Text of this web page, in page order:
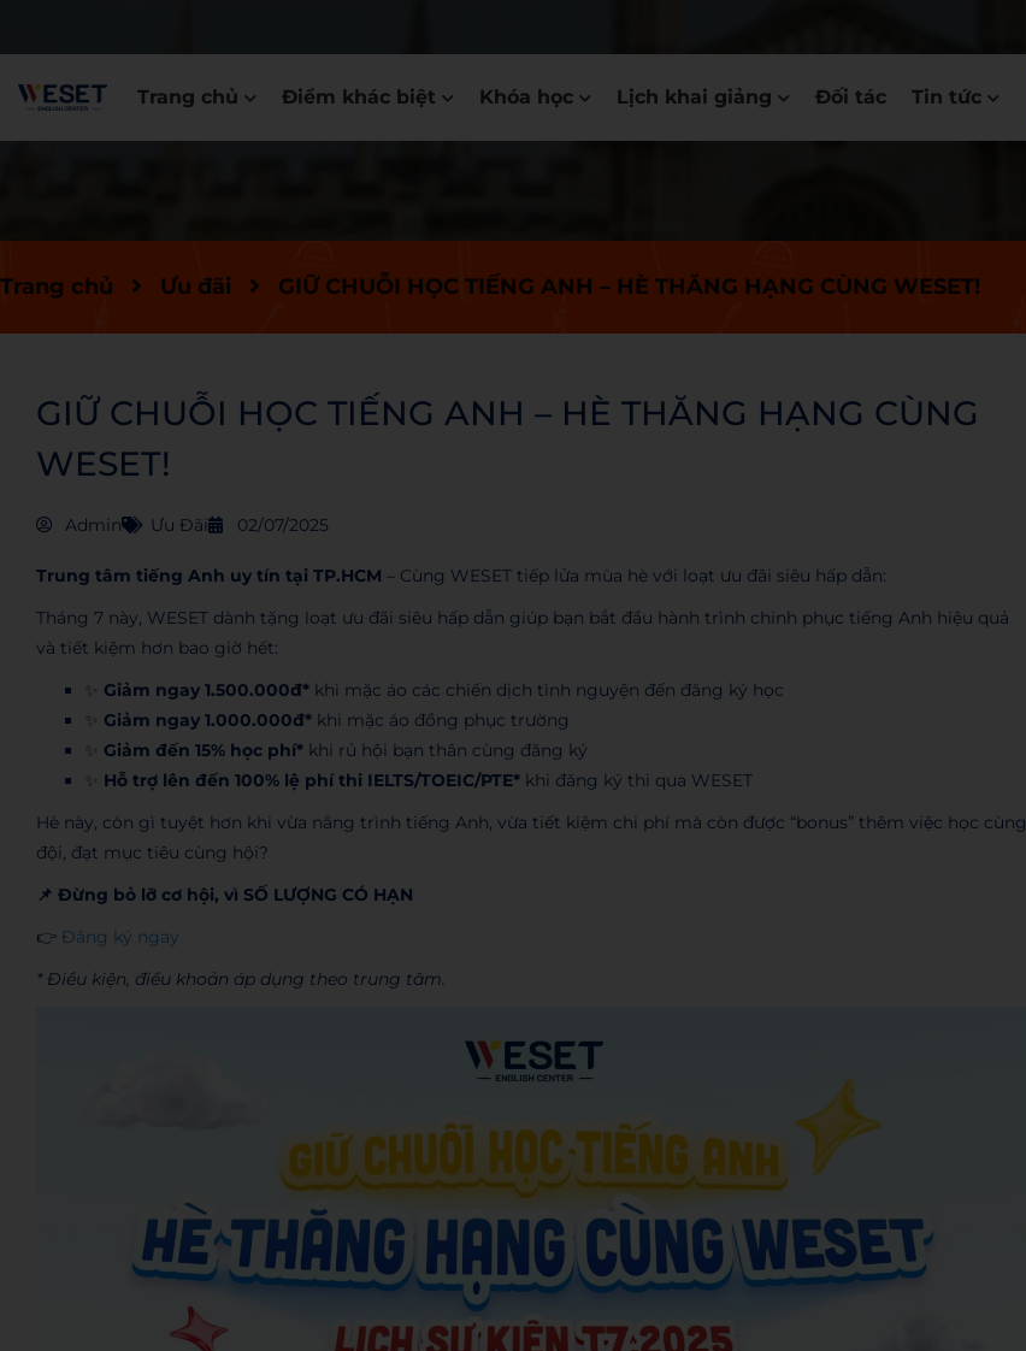
Trang chủ Điểm khác biệt Khóa học Lịch khai giảng Đối tác Tin tức
Trang chủ Ưu đãi GIỮ CHUỖI HỌC TIẾNG ANH – HÈ THĂNG HẠNG CÙNG WESET!
GIỮ CHUỖI HỌC TIẾNG ANH – HÈ THĂNG HẠNG CÙNG
WESET!
Admin Ưu Đãi 02/07/2025
Trung tâm tiếng Anh uy tín tại TP.HCM – Cùng WESET tiếp lửa mùa hè với loạt ưu đãi siêu hấp dẫn:
Tháng 7 này, WESET dành tặng loạt ưu đãi siêu hấp dẫn giúp bạn bắt đầu hành trình chinh phục tiếng Anh hiệu quả
và tiết kiệm hơn bao giờ hết:
✨ Giảm ngay 1.500.000đ* khi mặc áo các chiến dịch tình nguyện đến đăng ký học
✨ Giảm ngay 1.000.000đ* khi mặc áo đồng phục trường
✨ Giảm đến 15% học phí* khi rủ hội bạn thân cùng đăng ký
✨ Hỗ trợ lên đến 100% lệ phí thi IELTS/TOEIC/PTE* khi đăng ký thi qua WESET
Hè này, còn gì tuyệt hơn khi vừa nâng trình tiếng Anh, vừa tiết kiệm chi phí mà còn được “bonus” thêm việc học cùng
đội, đạt mục tiêu cùng hội?
📌 Đừng bỏ lỡ cơ hội, vì SỐ LƯỢNG CÓ HẠN
👉 Đăng ký ngay
* Điều kiện, điều khoản áp dụng theo trung tâm.